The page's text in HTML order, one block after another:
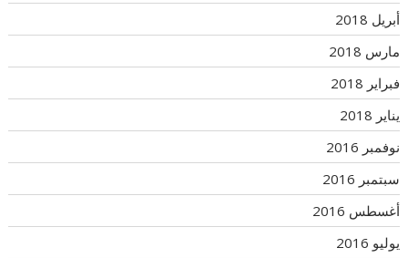
أبريل 2018
مارس 2018
فبراير 2018
يناير 2018
نوفمبر 2016
سبتمبر 2016
أغسطس 2016
يوليو 2016